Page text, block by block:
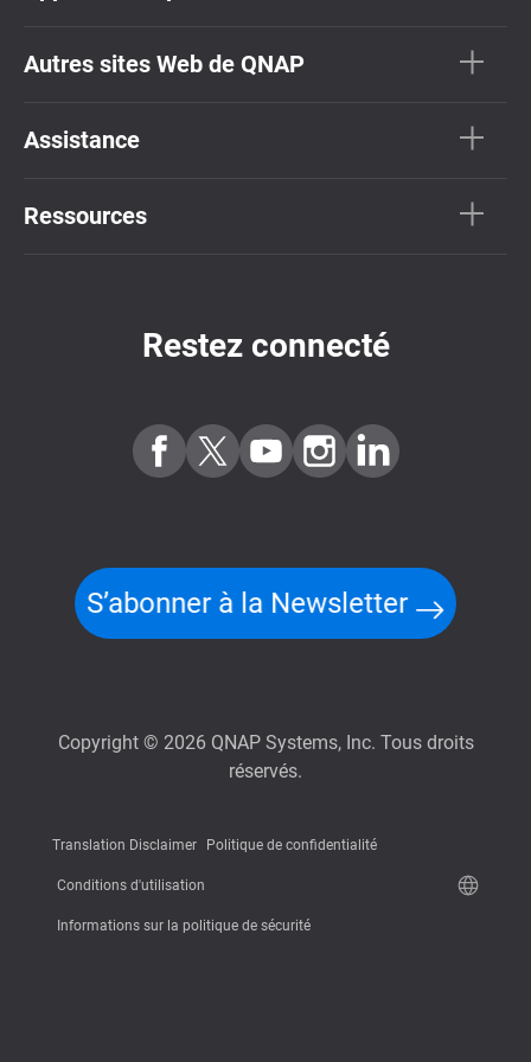
Autres sites Web de QNAP
Assistance
Ressources
Restez connecté
S’abonner à la Newsletter
Copyright © 2026 QNAP Systems, Inc. Tous droits
réservés.
Translation Disclaimer Politique de confidentialité
Conditions d'utilisation
Informations sur la politique de sécurité